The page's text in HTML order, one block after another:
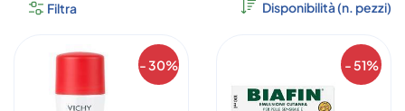
Filtra
- 30% - 51%